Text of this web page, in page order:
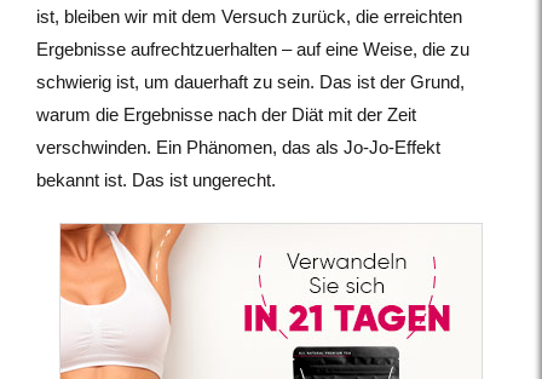
ist, bleiben wir mit dem Versuch zurück, die erreichten
Ergebnisse aufrechtzuerhalten – auf eine Weise, die zu
schwierig ist, um dauerhaft zu sein. Das ist der Grund,
warum die Ergebnisse nach der Diät mit der Zeit
verschwinden. Ein Phänomen, das als Jo-Jo-Effekt
bekannt ist. Das ist ungerecht.